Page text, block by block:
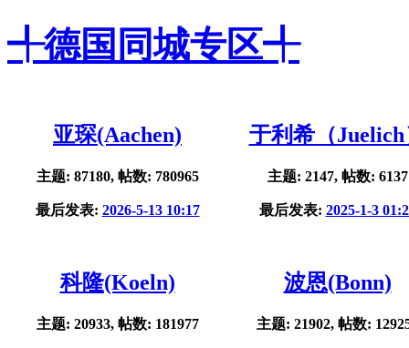
╃德国同城专区╃
亚琛(Aachen)
主题: 87180, 帖数: 780965
最后发表: 2026-5-13 10:17
于利希（Juelich
主题: 2147, 帖数: 6137
最后发表: 2025-1-3
科隆(Koeln)
主题: 20933, 帖数: 181977
波恩(Bonn)
主题: 21902, 帖数: